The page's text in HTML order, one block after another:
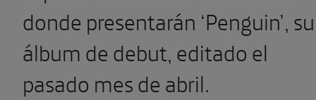
donde presentarán ‘Penguin’, su
álbum de debut, editado el
pasado mes de abril.